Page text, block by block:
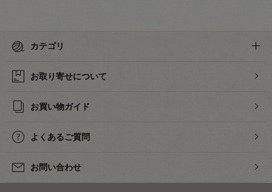
カテゴリ
お取り寄せについて
お買い物ガイド
よくあるご質問
お問い合わせ